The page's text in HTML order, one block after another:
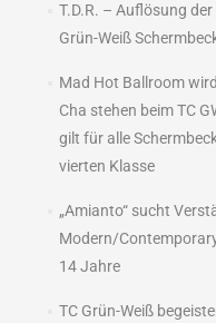
T.D.R. – Auflösung
Grün-Weiß
Mad Hot Ballroom
Cha stehen beim TC
gilt für alle
vierten Klasse
„Amianto“ sucht
Modern/
14 Jahre
TC Grün-Weiß